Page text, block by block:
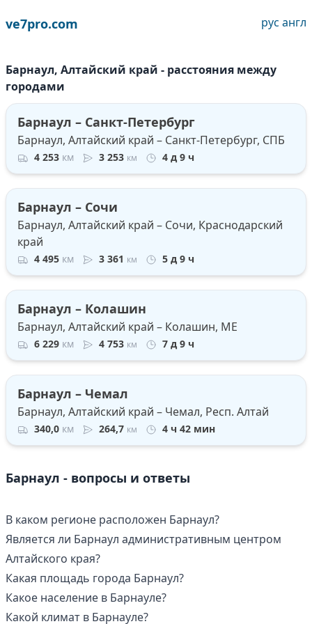
ve7pro.com рус англ
Барнаул, Алтайский край - расстояния между
городами
Барнаул – Санкт-Петербург
Барнаул, Алтайский край – Санкт-Петербург, СПБ
4 253 км 3 253 км 4 д 9 ч
Барнаул – Сочи
Барнаул, Алтайский край – Сочи, Краснодарский
край
4 495 км 3 361 км 5 д 9 ч
Барнаул – Колашин
Барнаул, Алтайский край – Колашин, ME
6 229 км 4 753 км 7 д 9 ч
Барнаул – Чемал
Барнаул, Алтайский край – Чемал, Респ. Алтай
340,0 км 264,7 км 4 ч 42 мин
Барнаул - вопросы и ответы
В каком регионе расположен Барнаул?
Является ли Барнаул административным центром
Алтайского края?
Какая площадь города Барнаул?
Какое население в Барнауле?
Какой климат в Барнауле?